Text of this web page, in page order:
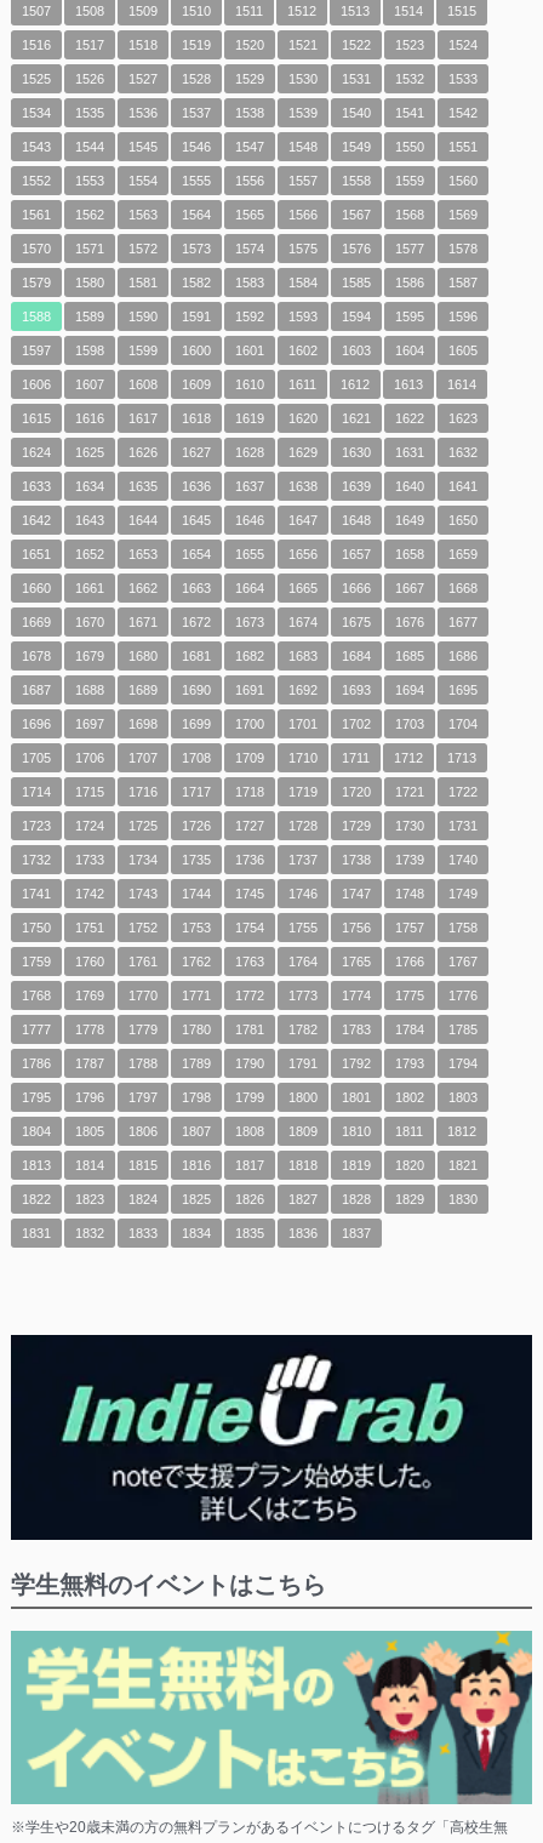
1507 1508 1509 1510 1511 1512 1513 1514 1515
1516 1517 1518 1519 1520 1521 1522 1523 1524
1525 1526 1527 1528 1529 1530 1531 1532 1533
1534 1535 1536 1537 1538 1539 1540 1541 1542
1543 1544 1545 1546 1547 1548 1549 1550 1551
1552 1553 1554 1555 1556 1557 1558 1559 1560
1561 1562 1563 1564 1565 1566 1567 1568 1569
1570 1571 1572 1573 1574 1575 1576 1577 1578
1579 1580 1581 1582 1583 1584 1585 1586 1587
1588 1589 1590 1591 1592 1593 1594 1595 1596
1597 1598 1599 1600 1601 1602 1603 1604 1605
1606 1607 1608 1609 1610 1611 1612 1613 1614
1615 1616 1617 1618 1619 1620 1621 1622 1623
1624 1625 1626 1627 1628 1629 1630 1631 1632
1633 1634 1635 1636 1637 1638 1639 1640 1641
1642 1643 1644 1645 1646 1647 1648 1649 1650
1651 1652 1653 1654 1655 1656 1657 1658 1659
1660 1661 1662 1663 1664 1665 1666 1667 1668
1669 1670 1671 1672 1673 1674 1675 1676 1677
1678 1679 1680 1681 1682 1683 1684 1685 1686
1687 1688 1689 1690 1691 1692 1693 1694 1695
1696 1697 1698 1699 1700 1701 1702 1703 1704
1705 1706 1707 1708 1709 1710 1711 1712 1713
1714 1715 1716 1717 1718 1719 1720 1721 1722
1723 1724 1725 1726 1727 1728 1729 1730 1731
1732 1733 1734 1735 1736 1737 1738 1739 1740
1741 1742 1743 1744 1745 1746 1747 1748 1749
1750 1751 1752 1753 1754 1755 1756 1757 1758
1759 1760 1761 1762 1763 1764 1765 1766 1767
1768 1769 1770 1771 1772 1773 1774 1775 1776
1777 1778 1779 1780 1781 1782 1783 1784 1785
1786 1787 1788 1789 1790 1791 1792 1793 1794
1795 1796 1797 1798 1799 1800 1801 1802 1803
1804 1805 1806 1807 1808 1809 1810 1811 1812
1813 1814 1815 1816 1817 1818 1819 1820 1821
1822 1823 1824 1825 1826 1827 1828 1829 1830
1831 1832 1833 1834 1835 1836 1837
学生無料のイベントはこちら
※学生や20歳未満の方の無料プランがあるイベントにつけるタグ「高校生無